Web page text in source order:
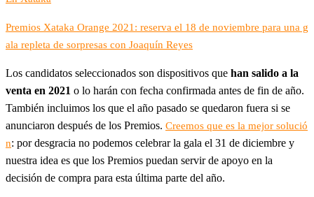
Premios Xataka Orange 2021: reserva el 18 de noviembre para una g
ala repleta de sorpresas con Joaquín Reyes
Los candidatos seleccionados son dispositivos que han salido a la
venta en 2021 o lo harán con fecha confirmada antes de fin de año.
También incluimos los que el año pasado se quedaron fuera si se
anunciaron después de los Premios. Creemos que es la mejor solució
n: por desgracia no podemos celebrar la gala el 31 de diciembre y
nuestra idea es que los Premios puedan servir de apoyo en la
decisión de compra para esta última parte del año.